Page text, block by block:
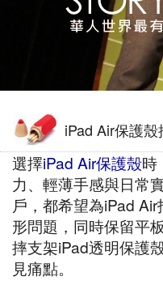
iPad Air保護
選擇iPad Air保護殼時
力、輕薄手感與日常
戶，都希望為iPad
形問題，同時保留平
摔支架iPad透明保護
見痛點。